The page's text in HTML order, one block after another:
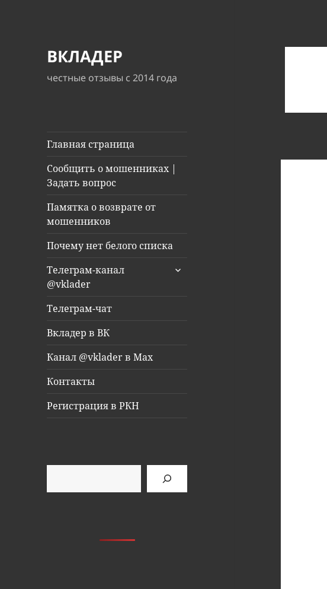
ВКЛАДЕР
честные отзывы с 2014 года
Главная страница
Сообщить о мошенниках |
Задать вопрос
Памятка о возврате от
мошенников
Почему нет белого списка
Телеграм-канал
@vklader
раскрыть
Телеграм-чат
Вкладер в ВК
Канал @vklader в Max
Контакты
Регистрация в РКН